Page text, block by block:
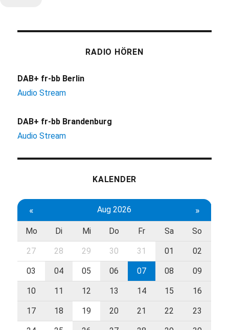
RADIO HÖREN
DAB+ fr-bb Berlin
Audio Stream
DAB+ fr-bb Brandenburg
Audio Stream
KALENDER
« Aug 2026 »
Mo Di Mi Do Fr Sa So
27 28 29 30 31 01 02
03 04 05 06 07 08 09
10 11 12 13 14 15 16
17 18 19 20 21 22 23